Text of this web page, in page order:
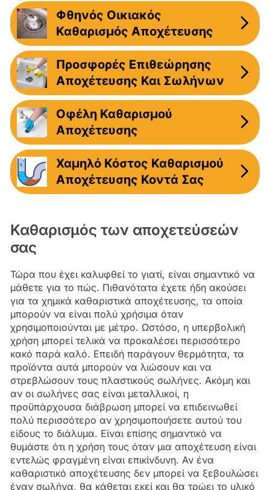
Φθηνός Οικιακός
Καθαρισμός Αποχέτευσης
Προσφορές Επιθεώρησης
Αποχέτευσης Και Σωλήνων
Οφέλη Καθαρισμού
Αποχέτευσης
Χαμηλό Κόστος Καθαρισμού
Αποχέτευσης Κοντά Σας
Καθαρισμός των αποχετεύσεών
σας
Τώρα που έχει καλυφθεί το γιατί, είναι σημαντικό να
μάθετε για το πώς. Πιθανότατα έχετε ήδη ακούσει
για τα χημικά καθαριστικά αποχέτευσης, τα οποία
μπορούν να είναι πολύ χρήσιμα όταν
χρησιμοποιούνται με μέτρο. Ωστόσο, η υπερβολική
χρήση μπορεί τελικά να προκαλέσει περισσότερο
κακό παρά καλό. Επειδή παράγουν θερμότητα, τα
προϊόντα αυτά μπορούν να λιώσουν και να
στρεβλώσουν τους πλαστικούς σωλήνες. Ακόμη και
αν οι σωλήνες σας είναι μεταλλικοί, η
προϋπάρχουσα διάβρωση μπορεί να επιδεινωθεί
πολύ περισσότερο αν χρησιμοποιήσετε αυτού του
είδους το διάλυμα. Είναι επίσης σημαντικό να
θυμάστε ότι η χρήση τους όταν μια αποχέτευση είναι
εντελώς φραγμένη είναι επικίνδυνη. Αν ένα
καθαριστικό αποχέτευσης δεν μπορεί να ξεβουλώσει
έναν σωλήνα, θα κάθεται εκεί και θα τρώει το υλικό